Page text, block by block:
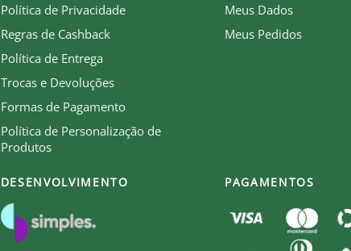
Política de Privacidade
Regras de Cashback
Política de Entrega
Trocas e Devoluções
Formas de Pagamento
Política de Personalização de
Produtos
Meus Dados
Meus Pedidos
DESENVOLVIMENTO PAGAMENTOS